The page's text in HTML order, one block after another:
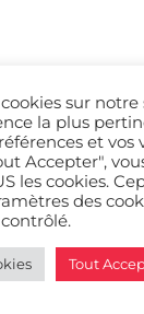
sur
la plus
et vos
Accepter",
les cookies.
des
Tout